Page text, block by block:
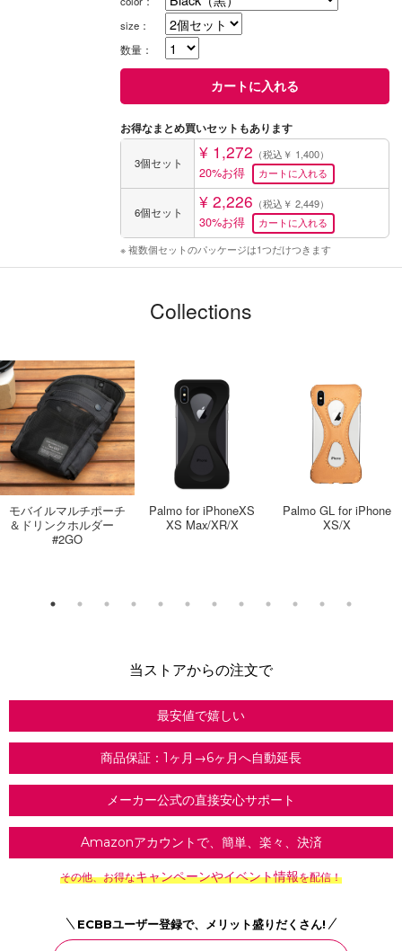
size：
数量：
お得なまとめ買いセットもあります
3個セット ¥ 1,272 （税込￥ 1,400）
20%お得
6個セット ¥ 2,226 （税込￥ 2,449）
30%お得
※ 複数個セットのパッケージは1つだけつきます
Collections
モバイルマルチポーチ
＆ドリンクホルダー
#2GO
Palmo for iPhoneXS
XS Max/XR/X
Palmo GL for iPhone
XS/X
当ストアからの注文で
最安値で嬉しい
商品保証：1ヶ月→6ヶ月へ自動延長
メーカー公式の直接安心サポート
Amazonアカウントで、簡単、楽々、決済
その他、お得なキャンペーンやイベント情報を配信！
ECBBユーザー登録で、メリット盛りだくさん!